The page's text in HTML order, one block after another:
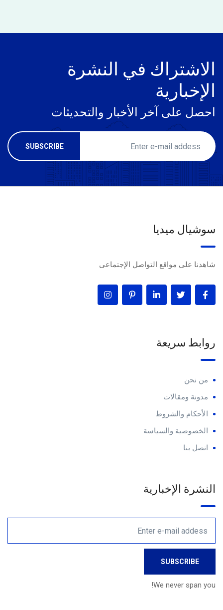
الاشتراك في النشرة
الإخبارية
احصل على آخر الأخبار والتحديثات
سوشيال ميديا
شاهدنا على مواقع التواصل الإجتماعى
روابط سريعة
من نحن
مدونة ومقالات
الأحكام والشروط
الخصوصية والسياسة
اتصل بنا
النشرة الإخبارية
We never span you!